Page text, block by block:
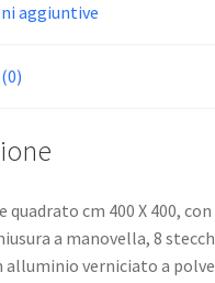
aggiuntive
cm 400 X 400,
a manovella, 8
verniciato a